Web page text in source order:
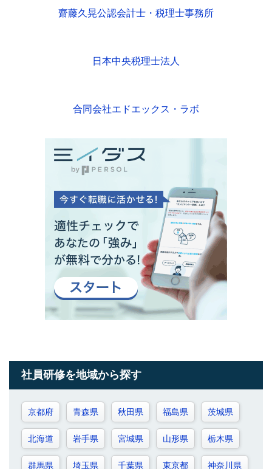
齋藤久晃公認会計士・税理士事務所
日本中央税理士法人
合同会社エドエックス・ラボ
社員研修を地域から探す
京都府 青森県 秋田県 福島県 茨城県
北海道 岩手県 宮城県 山形県 栃木県
群馬県 埼玉県 千葉県 東京都 神奈川県